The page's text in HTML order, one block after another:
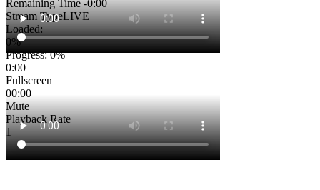
Remaining Time-0:00
Stream TypeLIVE
Loaded:
0%
Progress: 0%
0:00
Fullscreen
00:00
Mute
Playback Rate
1